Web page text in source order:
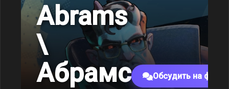
Abrams
\
Абрамс
Обсудить на